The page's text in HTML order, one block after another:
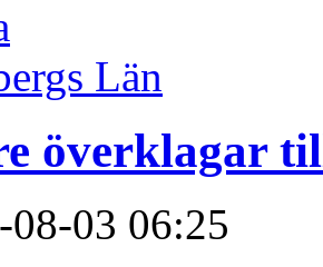
Län
överklagar
03 06:25